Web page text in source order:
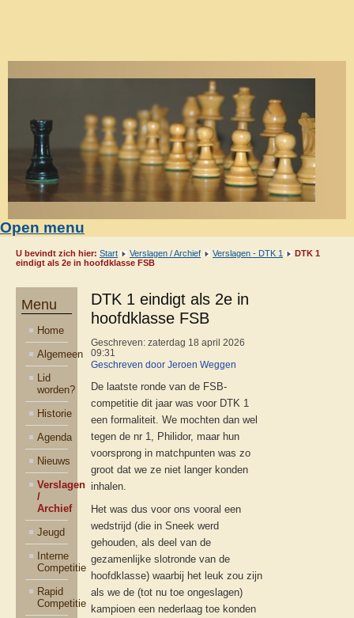
Open menu
U bevindt zich hier: Start Verslagen / Archief Verslagen - DTK 1
DTK 1
eindigt als 2e in hoofdklasse FSB
Menu
Home
Algemeen
Lid
worden?
Historie
Agenda
Nieuws
Verslagen
/
Archief
Jeugd
Interne
Competitie
Rapid
Competitie
DTK 1 eindigt als 2e in
hoofdklasse FSB
Geschreven: zaterdag 18 april 2026
09:31
Geschreven door Jeroen Weggen
De laatste ronde van de FSB-
competitie dit jaar was voor DTK 1
een formaliteit. We mochten dan wel
tegen de nr 1, Philidor, maar hun
voorsprong in matchpunten was zo
groot dat we ze niet langer konden
inhalen.
Het was dus voor ons vooral een
wedstrijd (die in Sneek werd
gehouden, als deel van de
gezamenlijke slotronde van de
hoofdklasse) waarbij het leuk zou zijn
als we de (tot nu toe ongeslagen)
kampioen een nederlaag toe konden